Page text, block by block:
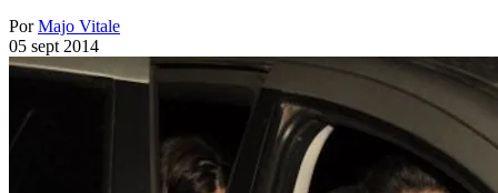
PorMajo Vitale
05 sept 2014